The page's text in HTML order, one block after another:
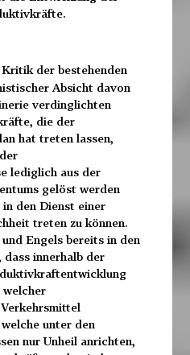
der bestehenden
Absicht davon
verdinglichten
die der
hat treten lassen,
lediglich aus der
gelöst werden
den Dienst einer
treten zu können.
Engels bereits in den
dass innerhalb der
unter den
nur Unheil anrichten,